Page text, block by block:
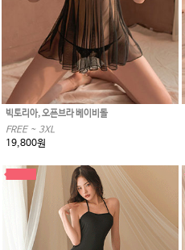
빅토리아, 오픈브라 베이비돌
FREE ~ 3XL
19,800원